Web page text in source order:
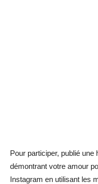
Pour participer, publié une
démontrant votre amour
Instagram en utilisant les